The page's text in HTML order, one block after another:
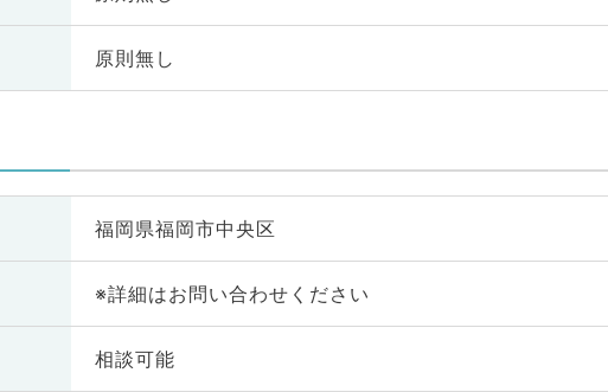
原則無し
福岡県福岡市中央区
※詳細はお問い合わせください
相談可能